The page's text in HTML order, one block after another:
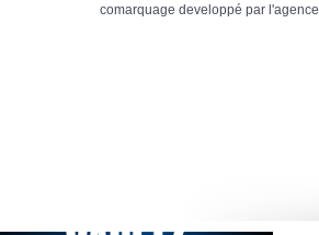
comarquage developpé par l'